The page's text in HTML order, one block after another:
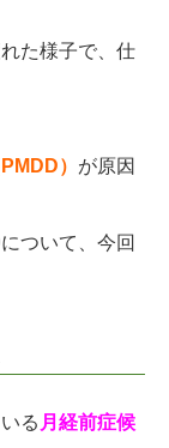
た様子で、仕
） が原因
ついて、今回
る 月経前症候